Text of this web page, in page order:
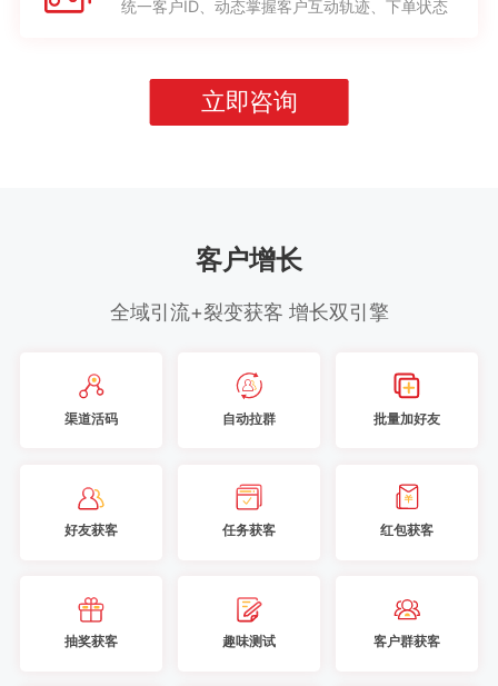
统一客户ID、动态掌握客户互动轨迹、下单状态
立即咨询
客户增长
全域引流+裂变获客 增长双引擎
渠道活码 自动拉群 批量加好友
好友获客 任务获客 红包获客
抽奖获客 趣味测试 客户群获客